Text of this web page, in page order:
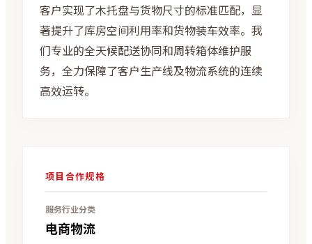
客户实现了木托盘与货物尺寸的标准匹配，显
著提升了库房空间利用率和货物装车效率。我
们专业的全天候配送协同和周转箱体维护服
务，全力保障了客户生产线及物流系统的连续
高效运转。
项目合作规格
服务行业分类
电商物流